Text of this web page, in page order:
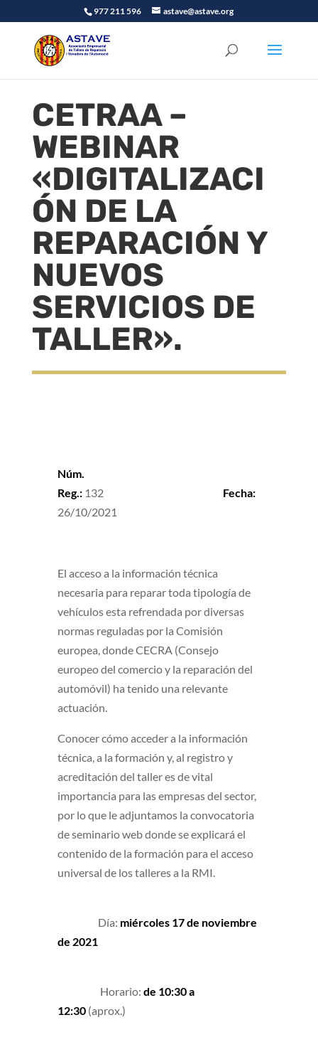
977 211 596 astave@astave.org
CETRAA –
WEBINAR
«DIGITALIZACI
ÓN DE LA
REPARACIÓN Y
NUEVOS
SERVICIOS DE
TALLER».
Núm.
Reg.: 132
Fecha:
26/10/2021
El acceso a la información técnica
necesaria para reparar toda tipología de
vehículos esta refrendada por diversas
normas reguladas por la Comisión
europea, donde CECRA (Consejo
europeo del comercio y la reparación del
automóvil) ha tenido una relevante
actuación.
Conocer cómo acceder a la información
técnica, a la formación y, al registro y
acreditación del taller es de vital
importancia para las empresas del sector,
por lo que le adjuntamos la convocatoria
de seminario web donde se explicará el
contenido de la formación para el acceso
universal de los talleres a la RMI.
Día: miércoles 17 de noviembre
de 2021
Horario: de 10:30 a
12:30 (aprox.)